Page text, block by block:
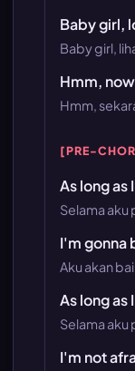
Baby girl,
Baby girl,
Hmm,
Hmm,
[PRE-
As long as
Selama aku
I'm gonna
Aku akan
As long as
Selama aku
I'm not